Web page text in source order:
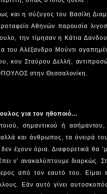
και η σύζυγος του Βασίλη
Αθηνών παρουσία
την τίμησαν η Κάτια
του Αλέξανδρο Μούντι
κου Σταύρου Δελλή,
στην Θεσσαλονίκη.
για τον ηθοποιό...
σημαντικού ή
και άνθρωπος, τα όνειρά
έχουν όρια. Διαφορετικά θα
ν’ ανακαλύπτουμε διαρκώς.
από τον εαυτό του. Είμαι
Εάν αυτό γίνει